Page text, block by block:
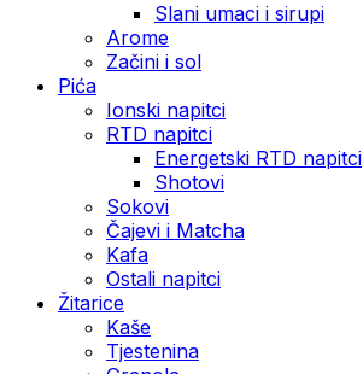
Slani umaci i sirupi
Arome
Začini i sol
Pića
Ionski napitci
RTD napitci
Energetski RTD napitci
Shotovi
Sokovi
Čajevi i Matcha
Kafa
Ostali napitci
Žitarice
Kaše
Tjestenina